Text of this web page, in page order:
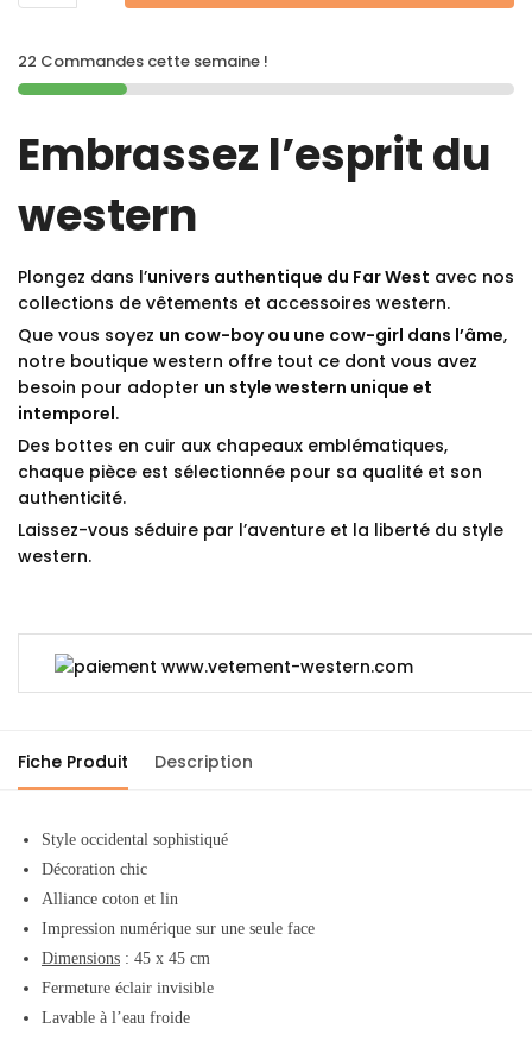
22 Commandes cette semaine !
Embrassez l’esprit du
western
Plongez dans l’univers authentique du Far West avec nos
collections de vêtements et accessoires western.
Que vous soyez un cow-boy ou une cow-girl dans l’âme,
notre boutique western offre tout ce dont vous avez
besoin pour adopter un style western unique et
intemporel.
Des bottes en cuir aux chapeaux emblématiques,
chaque pièce est sélectionnée pour sa qualité et son
authenticité.
Laissez-vous séduire par l’aventure et la liberté du style
western.
Fiche Produit Description
Style occidental sophistiqué
Décoration chic
Alliance coton et lin
Impression numérique sur une seule face
Dimensions : 45 x 45 cm
Fermeture éclair invisible
Lavable à l’eau froide